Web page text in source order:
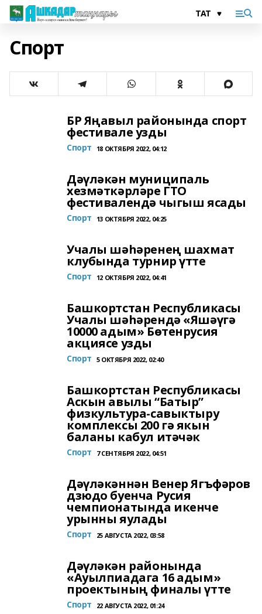
Спорт
БР Яңавыл районында спорт
фестивале узды
Спорт 18 ОКТЯБРЯ 2022, 04:12
Дәүләкән муниципаль
хезмәткәрләре ГТО
фестивалендә чыгыш ясады
Спорт 13 ОКТЯБРЯ 2022, 04:25
Учалы шәһәренең шахмат
клубында турнир үтте
Спорт 12 ОКТЯБРЯ 2022, 04:41
Башкортстан Республикасы
Учалы шәһәрендә «Яшәүгә
10000 адым» Бөтенрусия
акциясе узды
Спорт 5 ОКТЯБРЯ 2022, 02:40
Башкортстан Республикасы
Аскын авылы “Батыр”
физкультура-савыктыру
комплексы 200 гә якын
баланы кабул итәчәк
Спорт 7 СЕНТЯБРЯ 2022, 04:51
Дәүләкәннән Венер Ягъфәров
дзюдо буенча Русия
чемпионатында икенче
урынны яулады
Спорт 25 АВГУСТА 2022, 03:58
Дәүләкән районында
«Ауылпиадага 16 адым»
проектының финалы үтте
Спорт 22 АВГУСТА 2022, 01:24